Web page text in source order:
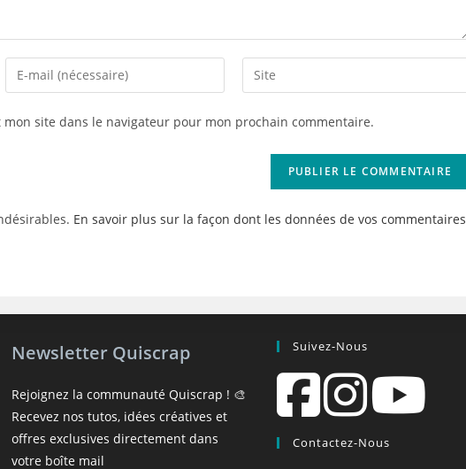
Enter
your
Saisir
l’URL
(facultatif)
site dans le navigateur pour mon prochain commentaire.
En savoir plus sur la façon dont les données de vos commentaires
Newsletter Quiscrap
Rejoignez la communauté Quiscrap ! 🎨
Recevez nos tutos, idées créatives et
offres exclusives directement dans
votre boîte mail
Suivez-Nous
Contactez-Nous